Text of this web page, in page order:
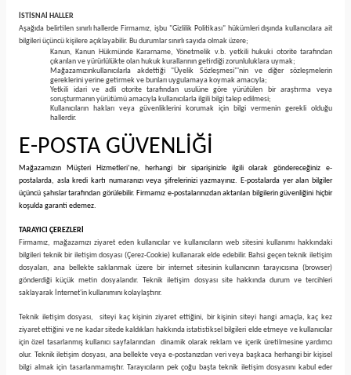
İSTİSNAİ HALLER
Aşağıda belirtilen sınırlı hallerde Firmamız, işbu "Gizlilik Politikası" hükümleri dışında kullanıcılara ait
bilgileri üçüncü kişilere açıklayabilir. Bu durumlar sınırlı sayıda olmak üzere;
Kanun, Kanun Hükmünde Kararname, Yönetmelik v.b. yetkili hukuki otorite tarafından
çıkarılan ve yürürlülükte olan hukuk kurallarının getirdiği zorunluluklara uymak;
Mağazamızınkullanıcılarla akdettiği "Üyelik Sözleşmesi"'nin ve diğer sözleşmelerin
gereklerini yerine getirmek ve bunları uygulamaya koymak amacıyla;
Yetkili idari ve adli otorite tarafından usulüne göre yürütülen bir araştırma veya
soruşturmanın yürütümü amacıyla kullanıcılarla ilgili bilgi talep edilmesi;
Kullanıcıların hakları veya güvenliklerini korumak için bilgi vermenin gerekli olduğu
hallerdir.
E-POSTA GÜVENLİĞİ
Mağazamızın Müşteri Hizmetleri’ne, herhangi bir siparişinizle ilgili olarak göndereceğiniz e-
postalarda, asla kredi kartı numaranızı veya şifrelerinizi yazmayınız. E-postalarda yer alan bilgiler
üçüncü şahıslar tarafından görülebilir. Firmamız e-postalarınızdan aktarılan bilgilerin güvenliğini hiçbir
koşulda garanti edemez.
TARAYICI ÇEREZLERİ
Firmamız, mağazamızı ziyaret eden kullanıcılar ve kullanıcıların web sitesini kullanımı hakkındaki
bilgileri teknik bir iletişim dosyası (Çerez-Cookie) kullanarak elde edebilir. Bahsi geçen teknik iletişim
dosyaları, ana bellekte saklanmak üzere bir internet sitesinin kullanıcının tarayıcısına (browser)
gönderdiği küçük metin dosyalarıdır. Teknik iletişim dosyası site hakkında durum ve tercihleri
saklayarak İnternet'in kullanımını kolaylaştırır.
Teknik iletişim dosyası, siteyi kaç kişinin ziyaret ettiğini, bir kişinin siteyi hangi amaçla, kaç kez
ziyaret ettiğini ve ne kadar sitede kaldıkları hakkında istatistiksel bilgileri elde etmeye ve kullanıcılar
için özel tasarlanmış kullanıcı sayfalarından dinamik olarak reklam ve içerik üretilmesine yardımcı
olur. Teknik iletişim dosyası, ana bellekte veya e-postanızdan veri veya başkaca herhangi bir kişisel
bilgi almak için tasarlanmamıştır. Tarayıcıların pek çoğu başta teknik iletişim dosyasını kabul eder